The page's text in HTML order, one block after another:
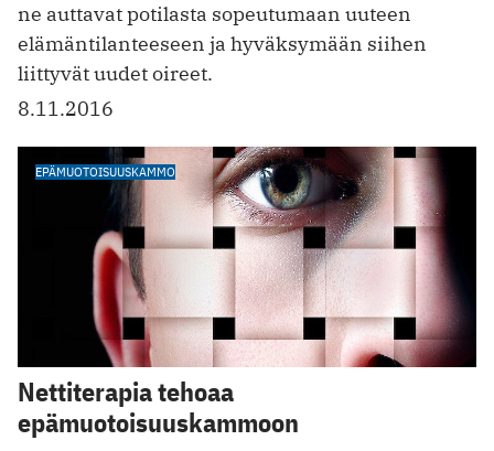
ne auttavat potilasta sopeutumaan uuteen
elämäntilanteeseen ja hyväksymään siihen
liittyvät uudet oireet.
8.11.2016
EPÄMUOTOISUUSKAMMO
Nettiterapia tehoaa
epämuotoisuuskammoon